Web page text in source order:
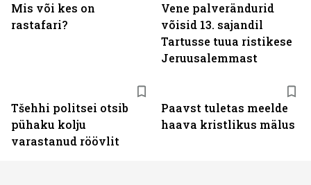
Mis või kes on
rastafari?
Vene palverändurid
võisid 13. sajandil
Tartusse tuua ristikese
Jeruusalemmast
Tšehhi politsei otsib
pühaku kolju
varastanud röövlit
Paavst tuletas meelde
haava kristlikus mälus